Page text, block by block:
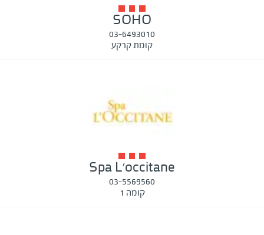
SOHO
03-6493010
קומת קרקע
Spa L'occitane
03-5569560
קומה 1